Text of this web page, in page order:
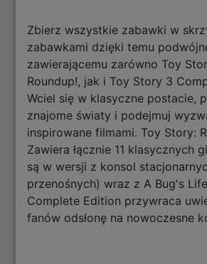
Zbierz wszystkie zabawki w
zabawkami dzięki temu
zawierającemu zarówno Toy
Roundup!, jak i Toy Story 3
Wciel się w klasyczne postacie,
znajome światy i podejmuj
inspirowane filmami. Toy Story:
Zawiera łącznie 11 klasycznych
są w wersji z konsol
przenośnych) wraz z A Bug's
Complete Edition przywraca
fanów odsłonę na nowoczesne